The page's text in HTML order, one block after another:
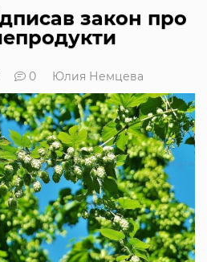
закон про
0 Юлия Немцева